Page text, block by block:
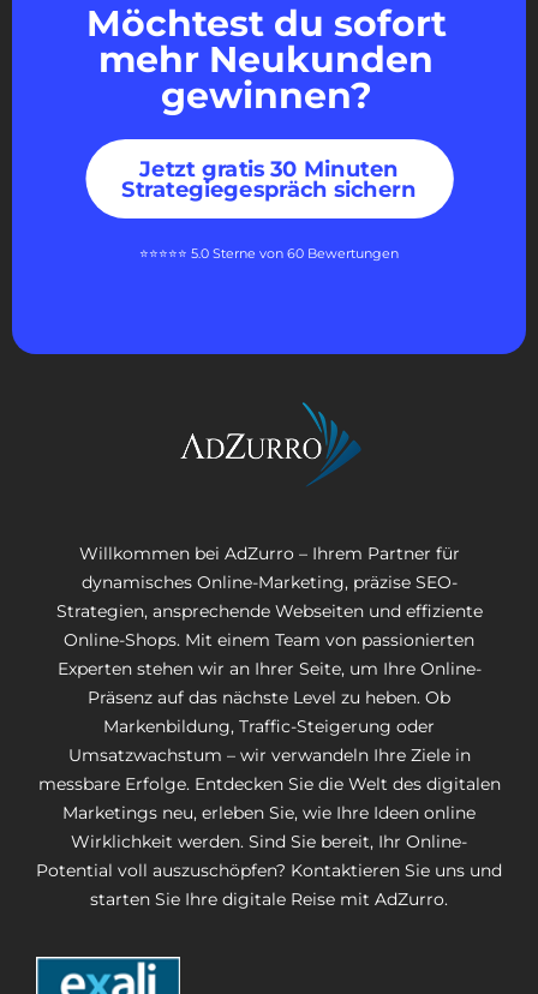
Möchtest du sofort
mehr Neukunden
gewinnen?
Jetzt gratis 30 Minuten
Strategiegespräch sichern
⭐⭐⭐⭐⭐ 5.0 Sterne von 60 Bewertungen
Willkommen bei AdZurro – Ihrem Partner für
dynamisches Online-Marketing, präzise SEO-
Strategien, ansprechende Webseiten und effiziente
Online-Shops. Mit einem Team von passionierten
Experten stehen wir an Ihrer Seite, um Ihre Online-
Präsenz auf das nächste Level zu heben. Ob
Markenbildung, Traffic-Steigerung oder
Umsatzwachstum – wir verwandeln Ihre Ziele in
messbare Erfolge. Entdecken Sie die Welt des digitalen
Marketings neu, erleben Sie, wie Ihre Ideen online
Wirklichkeit werden. Sind Sie bereit, Ihr Online-
Potential voll auszuschöpfen? Kontaktieren Sie uns und
starten Sie Ihre digitale Reise mit AdZurro.